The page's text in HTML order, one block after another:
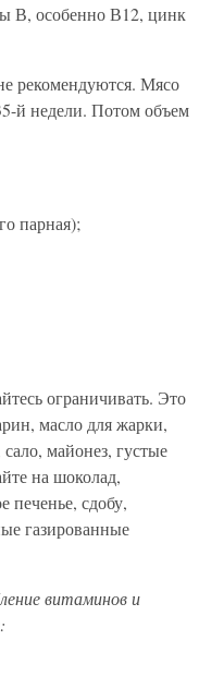
В, особенно В12, цинк
рекомендуются. Мясо
й недели. Потом объем
парная);
ограничивать. Это
масло для жарки,
майонез, густые
на шоколад,
печенье, сдобу,
газированные
витаминов и